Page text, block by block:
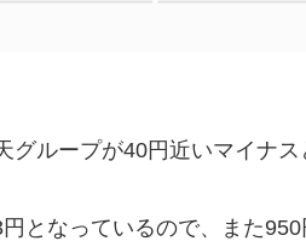
グループが40円近いマイナ
となっているので、また